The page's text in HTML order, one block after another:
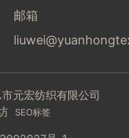
邮箱
元宏纺织有限公司
SEO标签